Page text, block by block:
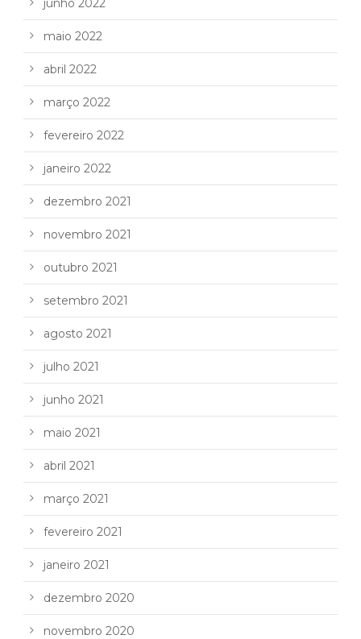
junho 2022
maio 2022
abril 2022
março 2022
fevereiro 2022
janeiro 2022
dezembro 2021
novembro 2021
outubro 2021
setembro 2021
agosto 2021
julho 2021
junho 2021
maio 2021
abril 2021
março 2021
fevereiro 2021
janeiro 2021
dezembro 2020
novembro 2020